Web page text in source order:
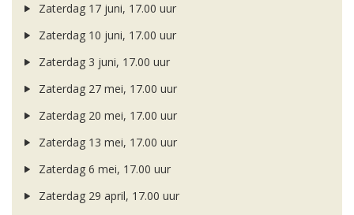
Zaterdag 17 juni, 17.00 uur
Zaterdag 10 juni, 17.00 uur
Zaterdag 3 juni, 17.00 uur
Zaterdag 27 mei, 17.00 uur
Zaterdag 20 mei, 17.00 uur
Zaterdag 13 mei, 17.00 uur
Zaterdag 6 mei, 17.00 uur
Zaterdag 29 april, 17.00 uur